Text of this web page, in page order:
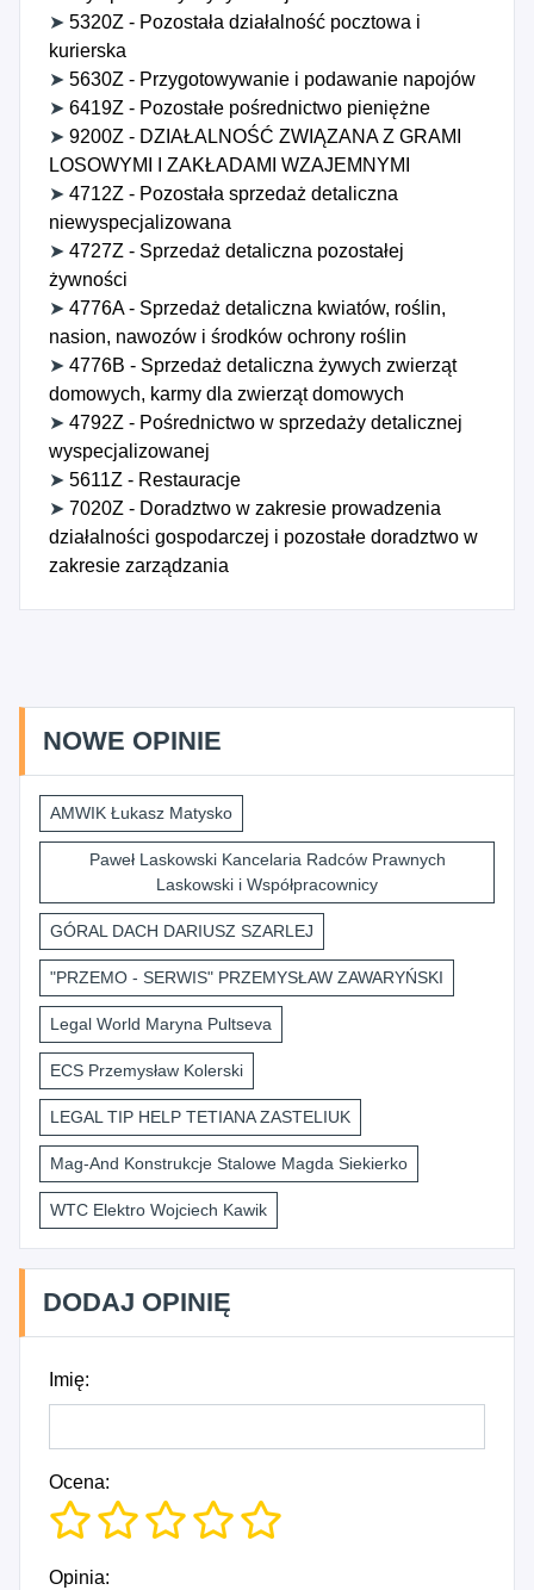
➤ 5320Z - Pozostała działalność pocztowa i
kurierska
➤ 5630Z - Przygotowywanie i podawanie napojów
➤ 6419Z - Pozostałe pośrednictwo pieniężne
➤ 9200Z - DZIAŁALNOŚĆ ZWIĄZANA Z GRAMI
LOSOWYMI I ZAKŁADAMI WZAJEMNYMI
➤ 4712Z - Pozostała sprzedaż detaliczna
niewyspecjalizowana
➤ 4727Z - Sprzedaż detaliczna pozostałej
żywności
➤ 4776A - Sprzedaż detaliczna kwiatów, roślin,
nasion, nawozów i środków ochrony roślin
➤ 4776B - Sprzedaż detaliczna żywych zwierząt
domowych, karmy dla zwierząt domowych
➤ 4792Z - Pośrednictwo w sprzedaży detalicznej
wyspecjalizowanej
➤ 5611Z - Restauracje
➤ 7020Z - Doradztwo w zakresie prowadzenia
działalności gospodarczej i pozostałe doradztwo w
zakresie zarządzania
NOWE OPINIE
AMWIK Łukasz Matysko
Paweł Laskowski Kancelaria Radców Prawnych
Laskowski i Współpracownicy
GÓRAL DACH DARIUSZ SZARLEJ
"PRZEMO - SERWIS" PRZEMYSŁAW ZAWARYŃSKI
Legal World Maryna Pultseva
ECS Przemysław Kolerski
LEGAL TIP HELP TETIANA ZASTELIUK
Mag-And Konstrukcje Stalowe Magda Siekierko
WTC Elektro Wojciech Kawik
DODAJ OPINIĘ
Imię:
Ocena:
Opinia: